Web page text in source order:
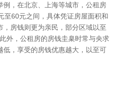
例，在北京、上海等城市，公租房
至60元之间，具体凭证房屋面积和
，房钱则更为亲民，部分区域以至
外，公租房的房钱圭臬时常与央求
低，享受的房钱优惠越大，以至可